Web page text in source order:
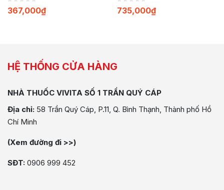
367,000₫ 735,000₫
HỆ THỐNG CỬA HÀNG
NHÀ THUỐC VIVITA SỐ 1 TRẦN QUÝ CÁP
Địa chỉ: 58 Trần Quý Cáp, P.11, Q. Bình Thạnh, Thành phố Hồ
Chí Minh
(Xem đường đi >>)
SĐT: 0906 999 452